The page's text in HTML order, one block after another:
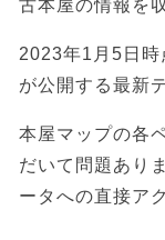
古本屋の情報を
2023年1月5日時
が公開する最新
本屋マップの各
だいて問題あり
ータへの直接ア